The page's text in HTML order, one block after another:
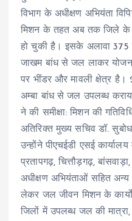
विभाग के अधीक्षण अभियंता
मिशन के तहत अब तक जिले के
हो चुकी है। इसके अलावा 375
जाखम बांध से जल लाकर
पर भींडर और मावली क्षेत्र
अम्बा बांध से जल उपलब्ध
ने की समीक्षा: मिशन की
अतिरिक्त मुख्य सचिव डॉ.
उन्होंने पीएचईडी एसई
प्रतापगढ़, चित्तौड़गढ़,
अधीक्षण अभियंताओं सहित अन्य
लेकर जल जीवन मिशन के
जिलों में उपलब्ध जल की